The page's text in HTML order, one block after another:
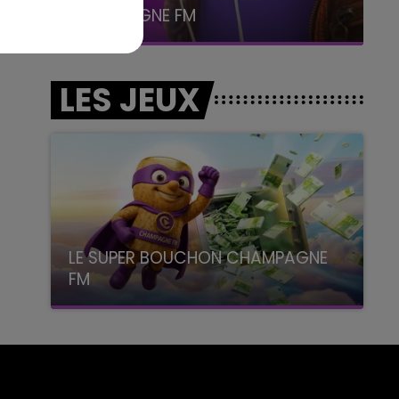
CHAMPAGNE FM
LES JEUX
LE SUPER BOUCHON CHAMPAGNE
FM
avec La Famille Champagne FM, à 8H10